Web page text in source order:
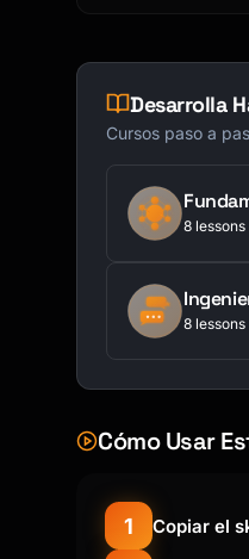
Desarrolla
Cursos paso a
8 lessons
8 lessons
Cómo Usar
1 Copiar el